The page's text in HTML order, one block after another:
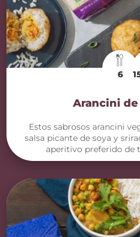
6
Arancini
Estos sabrosos arancini
salsa picante de soya y
aperitivo preferido de